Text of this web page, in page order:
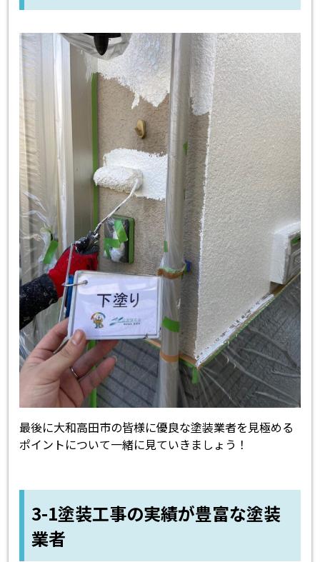
最後に大和高田市の皆様に優良な塗装業者を見極める
ポイントについて一緒に見ていきましょう！
3-1塗装工事の実績が豊富な塗装
業者